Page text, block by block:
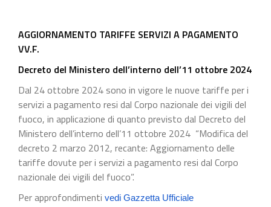
AGGIORNAMENTO TARIFFE SERVIZI A PAGAMENTO
VV.F.
Decreto del Ministero dell’interno dell’11 ottobre 2024
Dal 24 ottobre 2024 sono in vigore le nuove tariffe per i
servizi a pagamento resi dal Corpo nazionale dei vigili del
fuoco, in applicazione di quanto previsto dal Decreto del
Ministero dell’interno dell’11 ottobre 2024 “Modifica del
decreto 2 marzo 2012, recante: Aggiornamento delle
tariffe dovute per i servizi a pagamento resi dal Corpo
nazionale dei vigili del fuoco”.
Per approfondimenti vedi Gazzetta Ufficiale